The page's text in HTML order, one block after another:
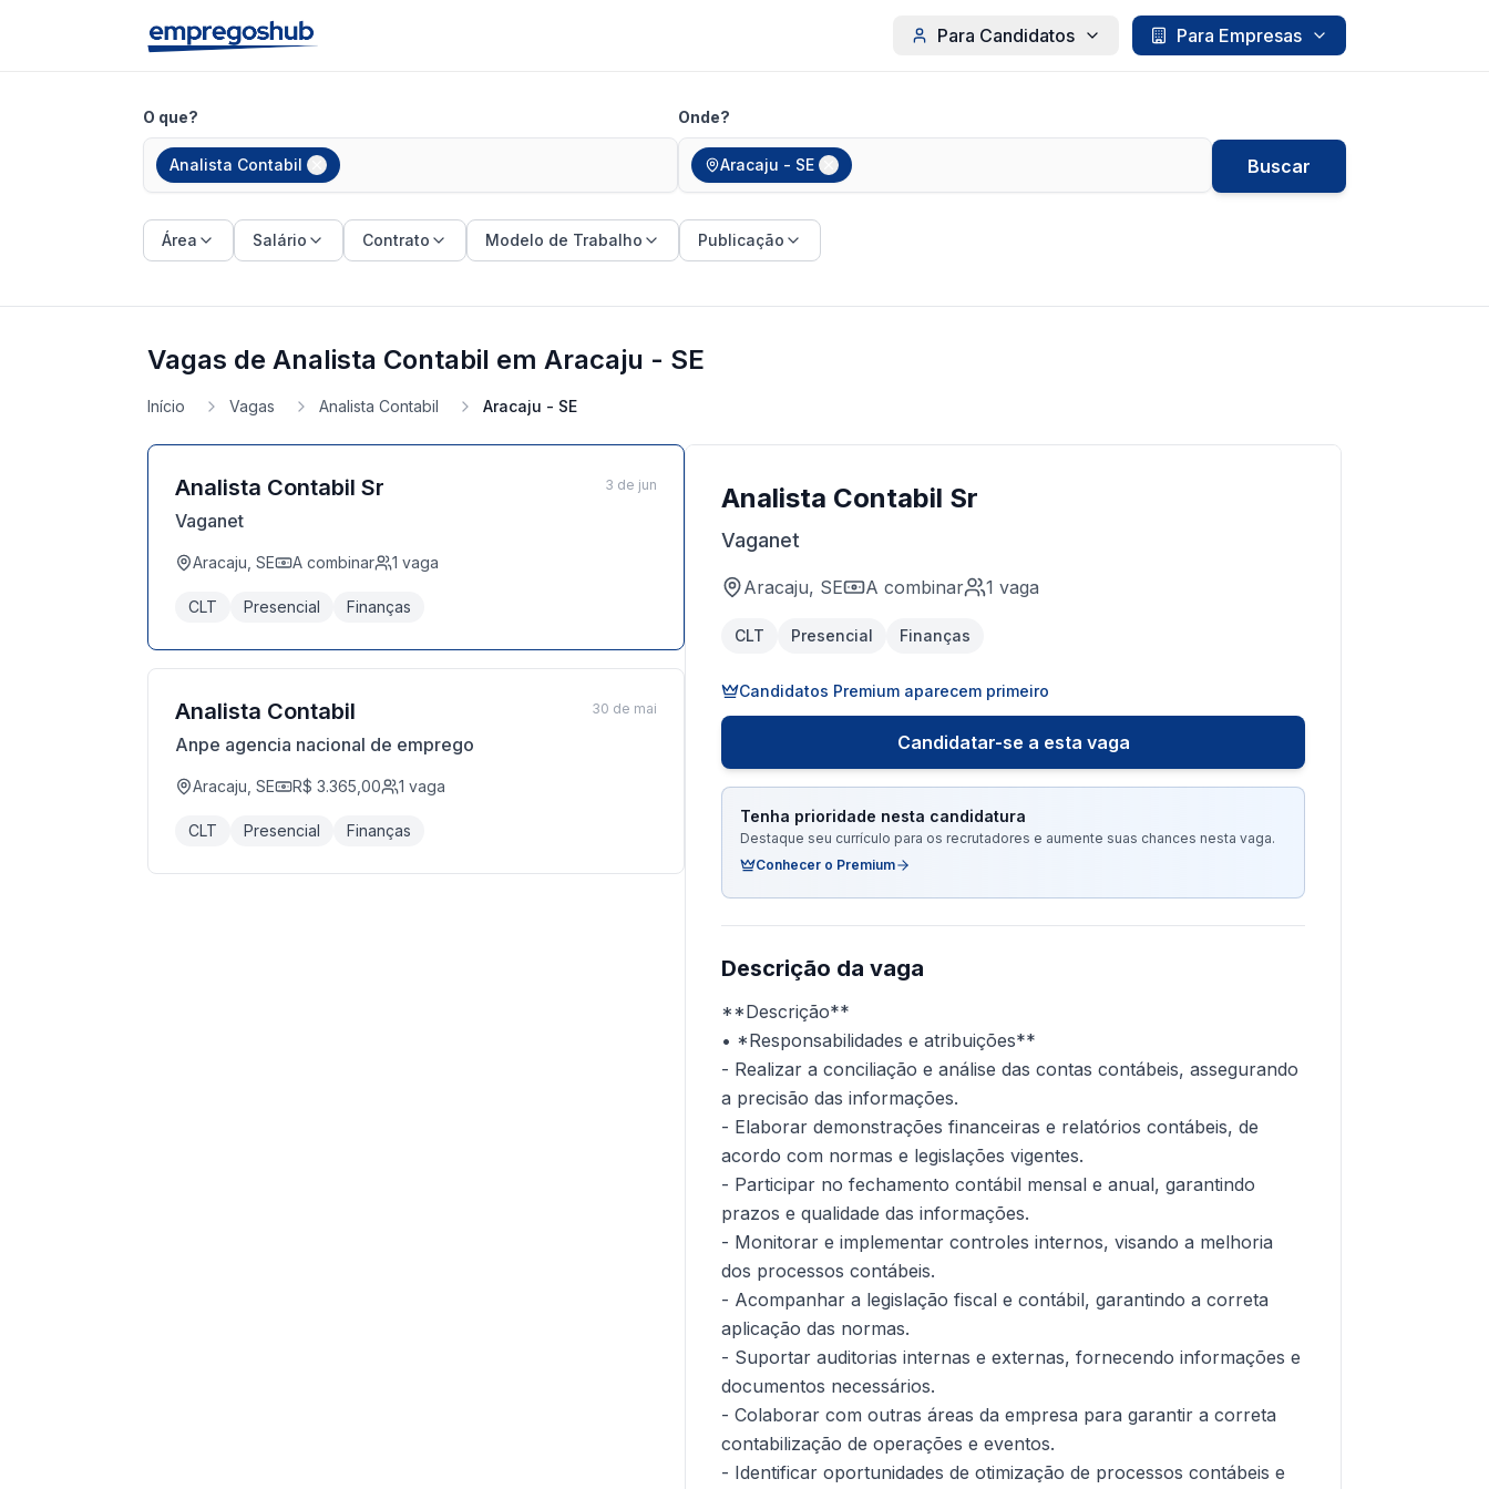
Para Candidatos Para Empresas
O que?
Analista Contabil
Onde?
Aracaju - SE Buscar
Área Salário Contrato Modelo de Trabalho Publicação
Vagas de Analista Contabil em Aracaju - SE
Início Vagas Analista Contabil Aracaju - SE
Analista Contabil Sr
Vaganet
Aracaju, SE A combinar 1 vaga
CLT Presencial Finanças
3 de jun
Analista Contabil
Anpe agencia nacional de emprego
Aracaju, SE R$ 3.365,00 1 vaga
CLT Presencial Finanças
30 de mai
Analista Contabil Sr
Vaganet
Aracaju, SE A combinar 1 vaga
CLT Presencial Finanças
Candidatos Premium aparecem primeiro
Candidatar-se a esta vaga
Tenha prioridade nesta candidatura
Destaque seu currículo para os recrutadores e aumente suas chances nesta vaga.
Conhecer o Premium
Descrição da vaga
**Descrição**
• *Responsabilidades e atribuições**
- Realizar a conciliação e análise das contas contábeis, assegurando
a precisão das informações.
- Elaborar demonstrações financeiras e relatórios contábeis, de
acordo com normas e legislações vigentes.
- Participar no fechamento contábil mensal e anual, garantindo
prazos e qualidade das informações.
- Monitorar e implementar controles internos, visando a melhoria
dos processos contábeis.
- Acompanhar a legislação fiscal e contábil, garantindo a correta
aplicação das normas.
- Suportar auditorias internas e externas, fornecendo informações e
documentos necessários.
- Colaborar com outras áreas da empresa para garantir a correta
contabilização de operações e eventos.
- Identificar oportunidades de otimização de processos contábeis e